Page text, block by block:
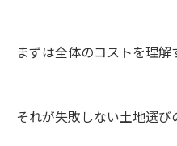
まずは全体のコストを理解
それが失敗しない土地選び